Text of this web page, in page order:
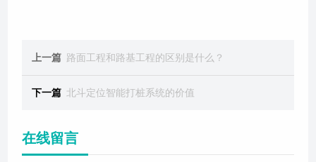
上一篇 路面工程和路基工程的区别是什么？
下一篇 北斗定位智能打桩系统的价值
在线留言